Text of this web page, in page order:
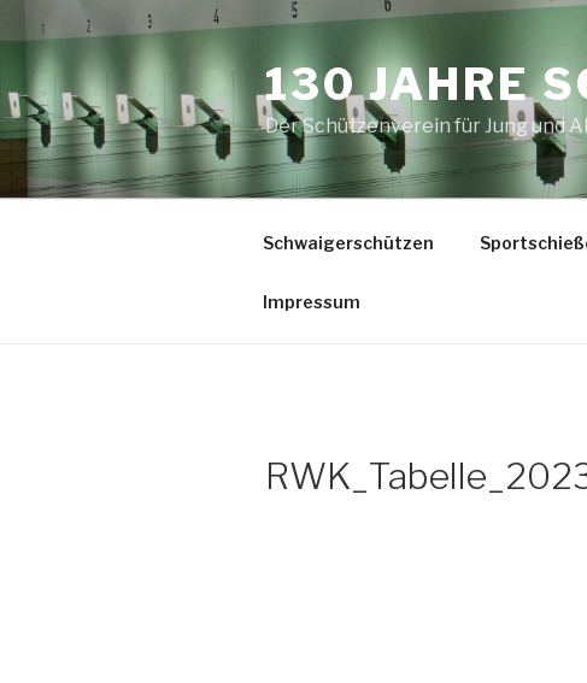
Inhalt
springen
130 JAHRE
Der Schützenverein für Jung und
Schwaigerschützen
Impressum